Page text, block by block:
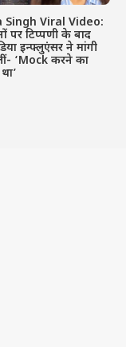
Singh Viral Video:
पर टिप्पणी के बाद
इन्फ्लुएंसर ने मांगी
‘Mock करने का